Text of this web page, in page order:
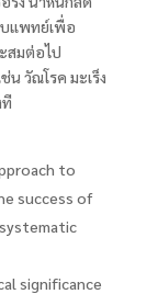
บแพทย์เพื่อ
สมต่อไป
น วัณโรค มะเร็ง
to
success of
significance